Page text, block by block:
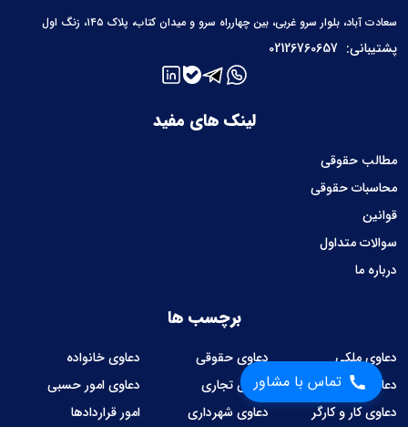
تماس با مشاور
لینک های مفید
مطالب حقوقی
محاسبات حقوقی
قوانین
سوالات متداول
درباره ما
برچسب ها
دعاوی ملکی دعاوی حقوقی
دعاوی خانواده
دعاوی کیفری
دعاوی تجاری
دعاوی امور حسبی
دعاوی کار و کارگر
دعاوی شهرداری امور قراردادها
سعادت آباد، بلوار سرو غربی، بین چهارراه سرو و میدان کتاب، پلاک ۱۴۵، زنگ اول
پشتیبانی: 02126760657